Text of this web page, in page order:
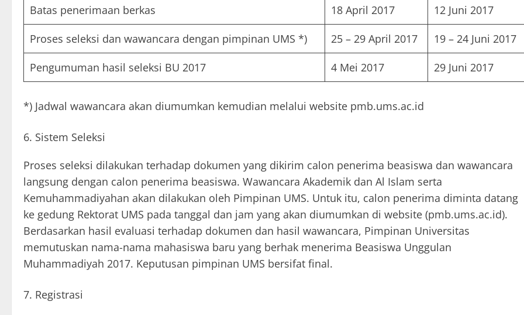
Batas penerimaan berkas 18 April 2017 12 Juni 2017
Proses seleksi dan wawancara dengan pimpinan UMS *) 25 – 29 April 2017 19 – 24 Juni 2017
Pengumuman hasil seleksi BU 2017 4 Mei 2017 29 Juni 2017
*) Jadwal wawancara akan diumumkan kemudian melalui website pmb.ums.ac.id
Sistem Seleksi
Proses seleksi dilakukan terhadap dokumen yang dikirim calon penerima beasiswa dan wawancara
langsung dengan calon penerima beasiswa. Wawancara Akademik dan Al Islam serta
Kemuhammadiyahan akan dilakukan oleh Pimpinan UMS. Untuk itu, calon penerima diminta datang
ke gedung Rektorat UMS pada tanggal dan jam yang akan diumumkan di website (pmb.ums.ac.id).
Berdasarkan hasil evaluasi terhadap dokumen dan hasil wawancara, Pimpinan Universitas
memutuskan nama-nama mahasiswa baru yang berhak menerima Beasiswa Unggulan
Muhammadiyah 2017. Keputusan pimpinan UMS bersifat final.
Registrasi